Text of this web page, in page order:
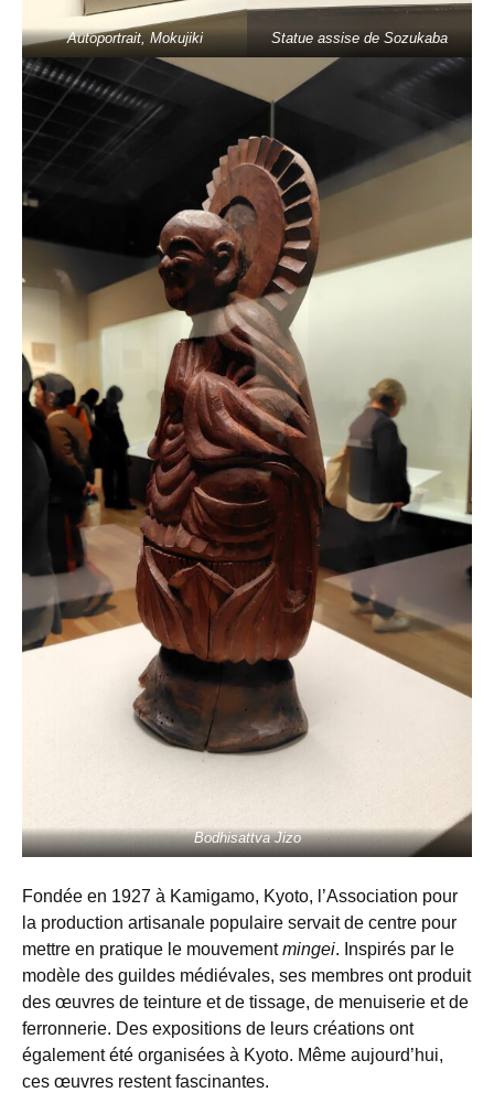
Autoportrait, Mokujiki Statue assise de Sozukaba
Bodhisattva Jizo
Fondée en 1927 à Kamigamo, Kyoto, l’Association pour
la production artisanale populaire servait de centre pour
mettre en pratique le mouvementmingei. Inspirés par le
modèle des guildes médiévales, ses membres ont produit
des œuvres de teinture et de tissage, de menuiserie et de
ferronnerie. Des expositions de leurs créations ont
également été organisées à Kyoto. Même aujourd’hui,
ces œuvres restent fascinantes.